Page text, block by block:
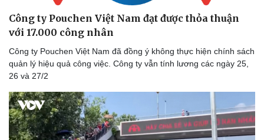
Công ty Pouchen Việt Nam đạt được thỏa thuận
với 17.000 công nhân
Công ty Pouchen Việt Nam đã đồng ý không thực hiện chính sách
quản lý hiệu quả công việc. Công ty vẫn tính lương các ngày 25,
26 và 27/2